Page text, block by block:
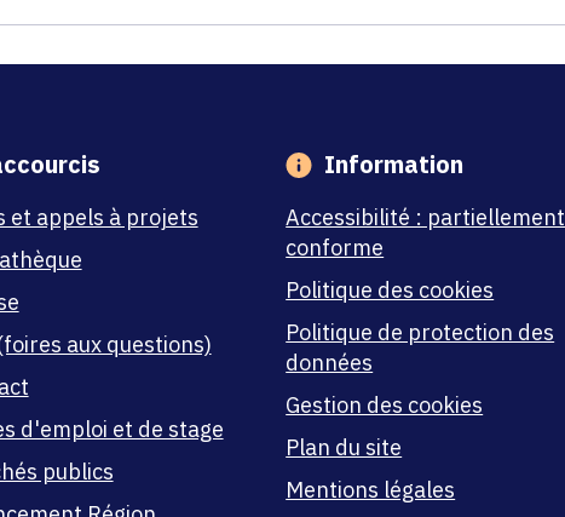
et appels à projets
aux questions)
d'emploi et de stage
publics
Information
Accessibilité : partiellement
conforme
Politique des cookies
Politique de protection des
données
Gestion des cookies
Plan du site
Mentions légales